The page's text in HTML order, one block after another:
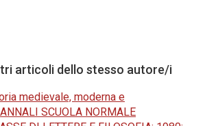
articoli dello stesso autore/i
medievale, moderna e
ANNALI SCUOLA NORMALE